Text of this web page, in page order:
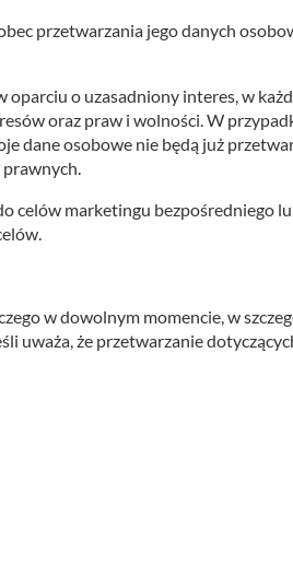
przetwarzania jego danych
o uzasadniony interes, w
oraz praw i wolności. W
dane osobowe nie będą już
celów marketingu bezpośredniego
w dowolnym momencie, w
uważa, że przetwarzanie